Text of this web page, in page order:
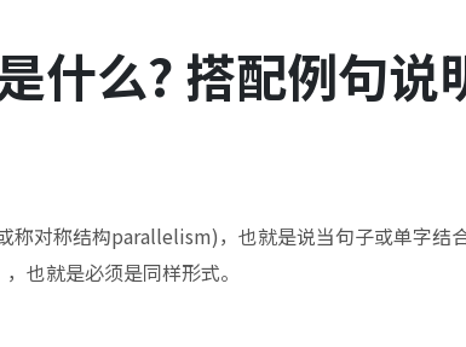
什么? 搭配例句说
称对称结构parallelism)，也就是说当句子或单字结
也就是必须是同样形式。